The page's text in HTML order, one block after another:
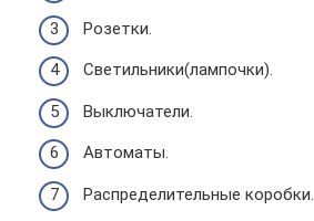
Розетки.
Светильники(лампочки).
Выключатели.
Автоматы.
Распределительные коробки.